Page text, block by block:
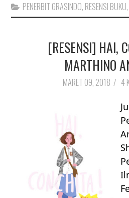
PENERBIT GRASINDO, RESENSI BUKU,
[RESENSI] HAI,
MARTHINO
MARET 09, 2018 / 4